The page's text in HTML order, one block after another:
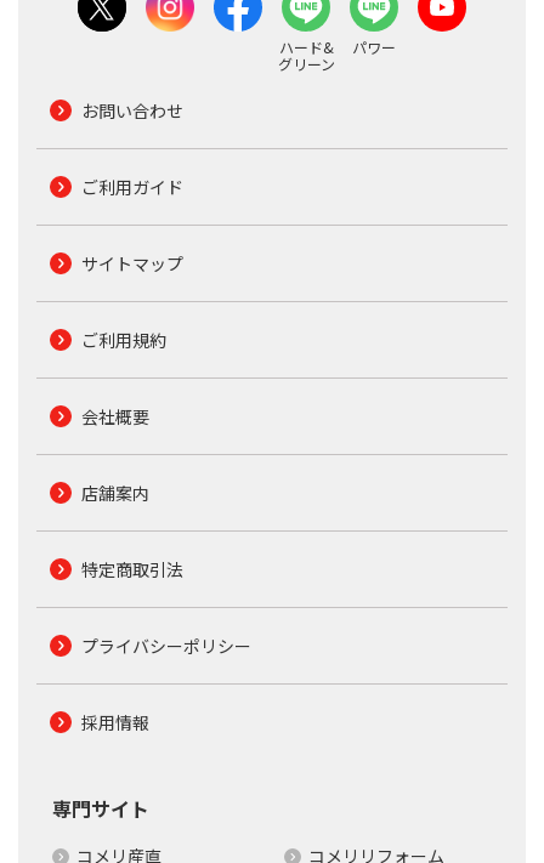
ハード&
グリーン
パワー
お問い合わせ
ご利用ガイド
サイトマップ
ご利用規約
会社概要
店舗案内
特定商取引法
プライバシーポリシー
採用情報
専門サイト
コメリ産直 コメリリフォーム